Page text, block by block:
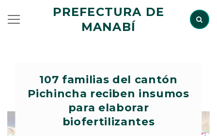
PREFECTURA DE
MANABÍ
107 familias del cantón
Pichincha reciben insumos
para elaborar
biofertilizantes